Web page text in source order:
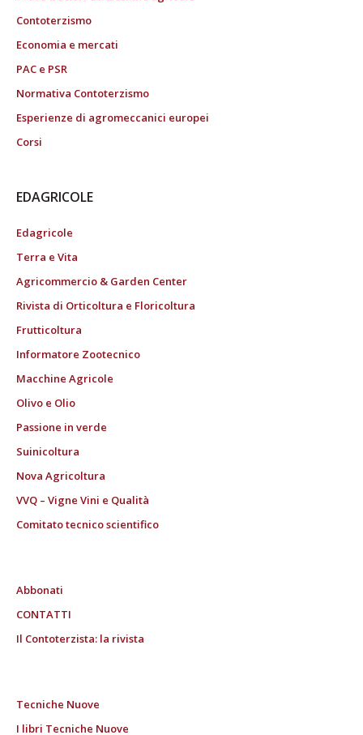
Contoterzismo
Economia e mercati
PAC e PSR
Normativa Contoterzismo
Esperienze di agromeccanici europei
Corsi
EDAGRICOLE
Edagricole
Terra e Vita
Agricommercio & Garden Center
Rivista di Orticoltura e Floricoltura
Frutticoltura
Informatore Zootecnico
Macchine Agricole
Olivo e Olio
Passione in verde
Suinicoltura
Nova Agricoltura
VVQ – Vigne Vini e Qualità
Comitato tecnico scientifico
Abbonati
CONTATTI
Il Contoterzista: la rivista
Tecniche Nuove
I libri Tecniche Nuove